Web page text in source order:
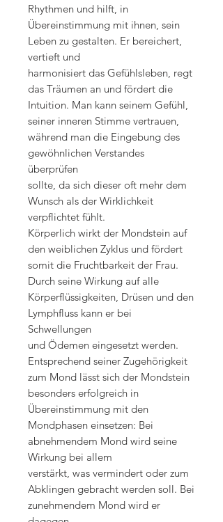
Rhythmen und hilft, in
Übereinstimmung mit ihnen, sein
Leben zu gestalten. Er bereichert,
vertieft und
harmonisiert das Gefühlsleben, regt
das Träumen an und fördert die
Intuition. Man kann seinem Gefühl,
seiner inneren Stimme vertrauen,
während man die Eingebung des
gewöhnlichen Verstandes
überprüfen
sollte, da sich dieser oft mehr dem
Wunsch als der Wirklichkeit
verpflichtet fühlt.
Körperlich wirkt der Mondstein auf
den weiblichen Zyklus und fördert
somit die Fruchtbarkeit der Frau.
Durch seine Wirkung auf alle
Körperflüssigkeiten, Drüsen und den
Lymphfluss kann er bei
Schwellungen
und Ödemen eingesetzt werden.
Entsprechend seiner Zugehörigkeit
zum Mond lässt sich der Mondstein
besonders erfolgreich in
Übereinstimmung mit den
Mondphasen einsetzen: Bei
abnehmendem Mond wird seine
Wirkung bei allem
verstärkt, was vermindert oder zum
Abklingen gebracht werden soll. Bei
zunehmendem Mond wird er